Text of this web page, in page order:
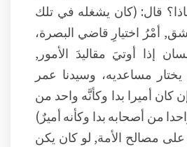
قال: (كان يشغله في تلك
أمْرُ اختيارِ قاضي البصرة،
إذا أوتيَ مقاليدَ الأمور,
مساعديه، وسيدنا عمر
كان أميرا بدا وكأنَّه واحد من
من أصحابه بدا وكأنه أميرٌ)
مصالح الأمة, لو كان يكن